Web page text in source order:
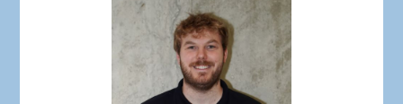
Geburtsjahr: